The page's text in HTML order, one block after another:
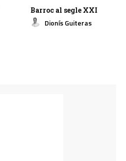
Barroc al segle XXI
Dionís Guiteras